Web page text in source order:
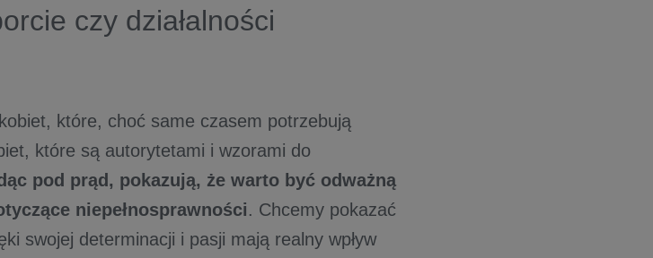
czy działalności
które, choć same czasem potrzebują
które są autorytetami i wzorami do
pod prąd, pokazują, że warto być odważną
niepełnosprawności. Chcemy pokazać
swojej determinacji i pasji mają realny wpływ